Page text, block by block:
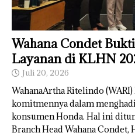
Wahana Condet
Layanan di KLHN
Juli 20, 2026
WahanaArtha Ritelindo
komitmennya dalam
konsumen Honda. Hal ini
Branch Head Wahana